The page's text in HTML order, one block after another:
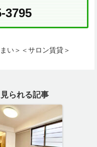
3795
い＞＜サロン賃貸＞
られる記事